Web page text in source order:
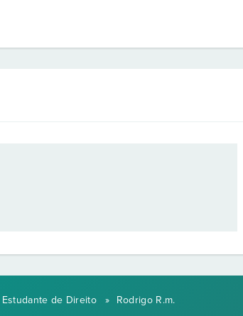
Estudante de Direito » Rodrigo R.m.